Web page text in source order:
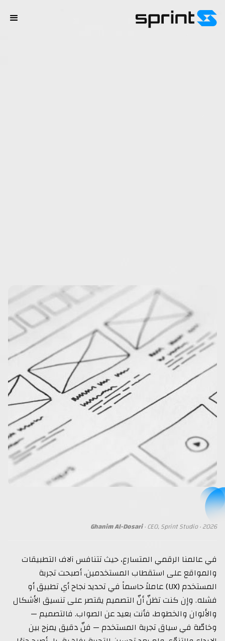
Ghanim Al-Dosari· CEO, Sprint Studio · 2026
في عالمنا الرقمي المتسارع، حيث تتنافس آلاف التطبيقات
والمواقع على استقطاب المستخدمين، أصبحت تجربة
المستخدم (UX) عاملاً حاسماً في تحديد نجاح أي تطبيق أو
فشله. وإن كنت تظنّ أنّ التصميم يقتصر على تنسيق الأشكال
والألوان والخطوط، فأنت بعيد عن الصواب. فالتصميم —
وخاصّة في سياق تجربة المستخدم — فنّ دقيق يمزج بين